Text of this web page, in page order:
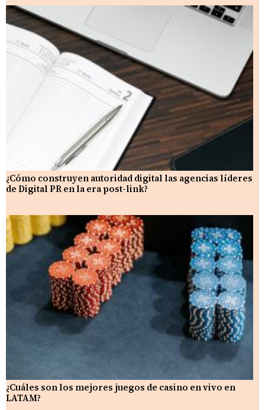
¿Cómo construyen autoridad digital las agencias líderes
de Digital PR en la era post-link?
¿Cuáles son los mejores juegos de casino en vivo en
LATAM?